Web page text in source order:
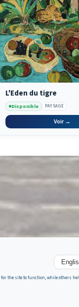
L'Eden du tigre
Disponible PAYSAGE
Voir →
for the site to function, while others